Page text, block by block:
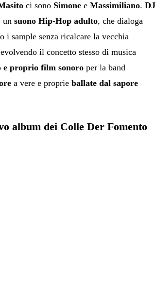
ci sono Simone eMassimiliano.DJ
unsuono Hip-Hop adulto, che dialoga
i sample senza ricalcare la vecchia
il concetto stesso di musica
e proprio film sonoro per la band
a vere e proprieballate dal sapore
album dei Colle Der Fomento